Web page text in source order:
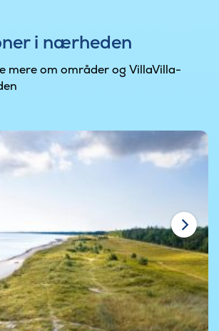
i nærheden
mere om områder og VillaVilla-